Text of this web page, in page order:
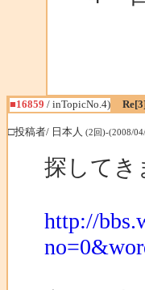
■16859 / inTopicNo.4)
□投稿者/ 日本人 (2回)-(2008/
探してき
http://